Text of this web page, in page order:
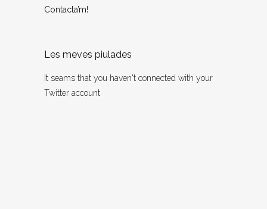
Contacta’m!
Les meves piulades
It seams that you haven't connected with your
Twitter account